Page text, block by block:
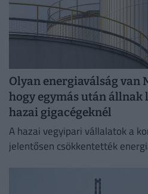
Olyan energiaválság van
hogy egymás után állnak
hazai gigacégeknél
A hazai vegyipari vállalatok a
jelentősen csökkentették